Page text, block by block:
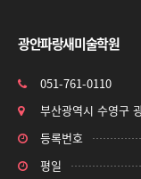
광안파랑새미술학원
051-761-0110
부산광역시 수영구
등록번호
평일